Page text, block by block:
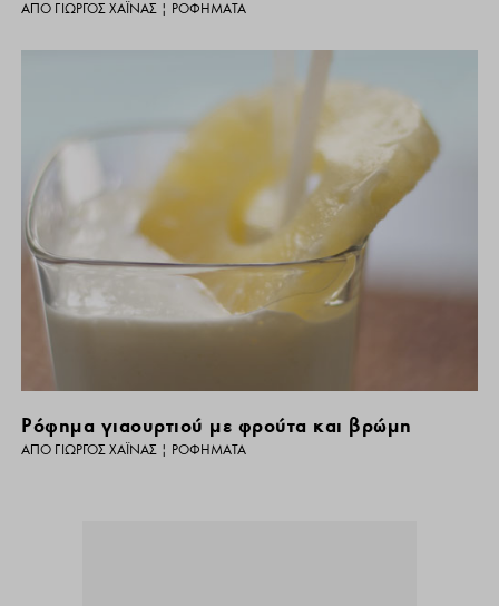
ΑΠΌ ΓΙΏΡΓΟΣ ΧΑΪΝΆΣ | ΡΟΦΉΜΑΤΑ
Ρόφημα γιαουρτιού με φρούτα και βρώμη
ΑΠΌ ΓΙΏΡΓΟΣ ΧΑΪΝΆΣ | ΡΟΦΉΜΑΤΑ